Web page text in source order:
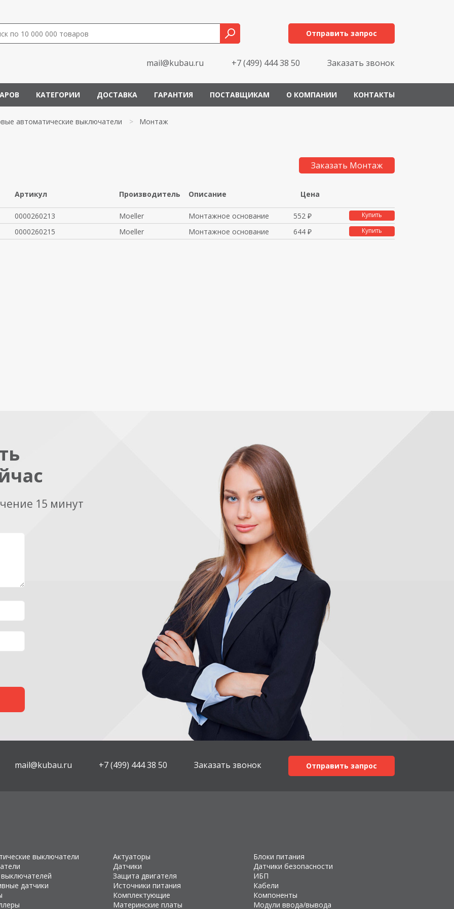
Отправить запрос
mail@kubau.ru +7 (499) 444 38 50 Заказать звонок
КАТЕГОРИИ ДОСТАВКА ГАРАНТИЯ ПОСТАВЩИКАМ О КОМПАНИИ КОНТАКТЫ
автоматические выключатели > Монтаж
Заказать Монтаж
Артикул Производитель Описание Цена
0000260213 Moeller Монтажное основание 552 ₽ Купить
0000260215 Moeller Монтажное основание 644 ₽ Купить
15 минут
mail@kubau.ru +7 (499) 444 38 50 Заказать звонок Отправить запрос
выключатели Актуаторы
Блоки питания
Датчики
Датчики безопасности
Защита двигателя
ИБП
датчики Источники питания
Кабели
Комплектующие
Компоненты
Материнские платы Модули ввода/вывода